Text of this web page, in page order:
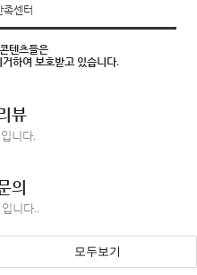
족센터
텐츠들은
하여 보호받고 있습니다.
뷰
니다.
의
니다..
모두보기